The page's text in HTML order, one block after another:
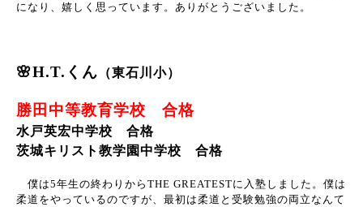
になり、嬉しく思っています。ありがとうございました。
🌸H.T.くん （東石川小）
勝田中等教育学校 合格
水戸英宏中学校 合格
茨城キリスト教学園中学校 合格
僕は5年生の終わりから THE GREATESTに入塾しました。僕は
柔道をやっているのですが、最初は柔道と受験勉強の両立なんて